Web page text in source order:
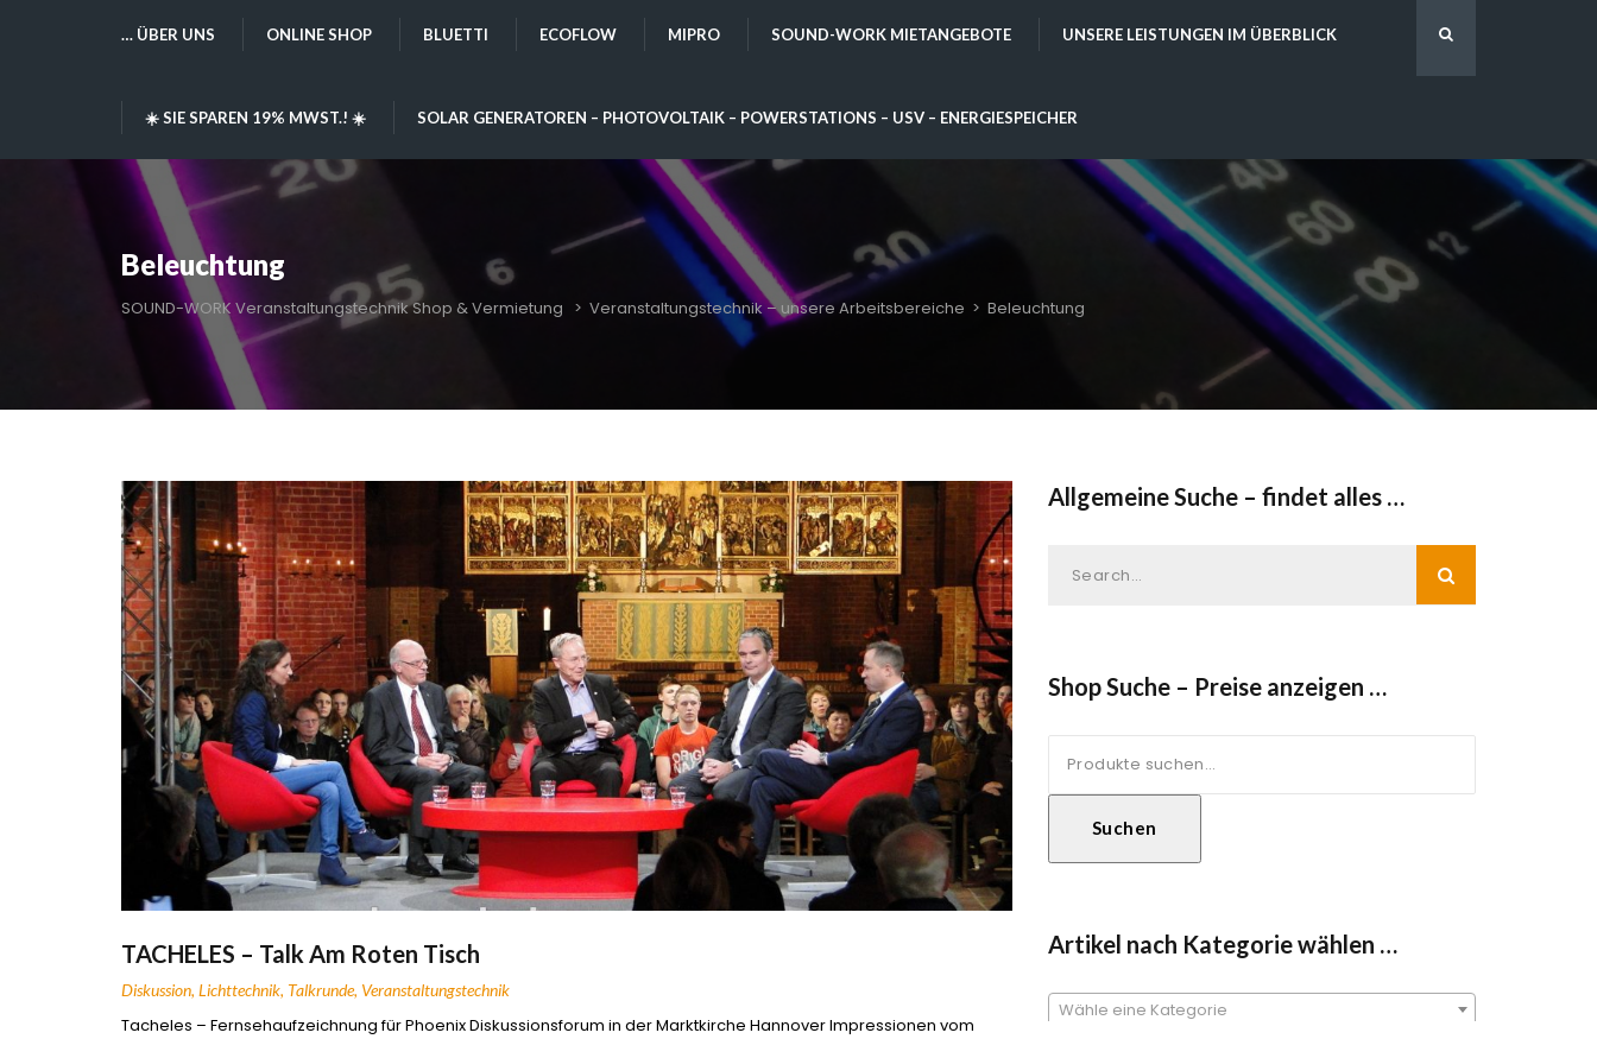
… ÜBER UNS ONLINE SHOP BLUETTI ECOFLOW MIPRO SOUND-WORK MIETANGEBOTE UNSERE LEISTUNGEN IM ÜBERBLICK
☀️ SIE SPAREN 19% MWST.! ☀️ SOLAR GENERATOREN – PHOTOVOLTAIK – POWERSTATIONS – USV – ENERGIESPEICHER
Beleuchtung
SOUND-WORK Veranstaltungstechnik Shop & Vermietung > Veranstaltungstechnik – unsere Arbeitsbereiche > Beleuchtung
TACHELES – Talk Am Roten Tisch
Diskussion, Lichttechnik, Talkrunde, Veranstaltungstechnik
Tacheles – Fernsehaufzeichnung für Phoenix Diskussionsforum in der Marktkirche Hannover Impressionen vom
Allgemeine Suche – findet alles …
Shop Suche – Preise anzeigen …
Suche
nach:
Suchen
Artikel nach Kategorie wählen …
Wähle eine Kategorie